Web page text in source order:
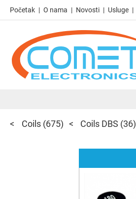
Početak O nama Novosti Usluge
Coils (675) Coils DBS (36)